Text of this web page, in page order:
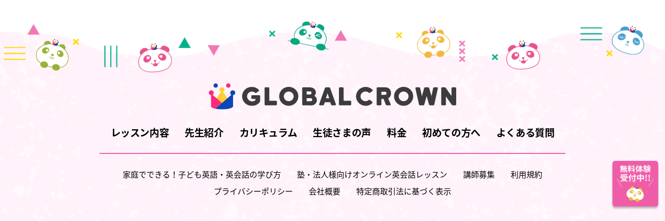
レッスン内容 先生紹介 カリキュラム 生徒さまの声 料金 初めての方へ よくある質問
家庭でできる！子ども英語・英会話の学び方 塾・法人様向けオンライン英会話レッスン 講師募集
利用規約
プライバシーポリシー
会社概要 特定商取引法に基づく表示